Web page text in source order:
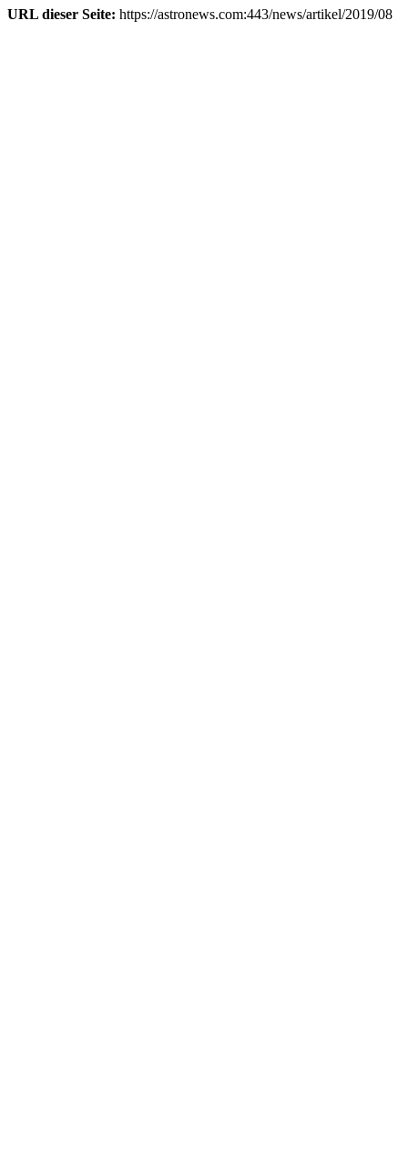
URL dieser Seite: https://astronews.com:443/news/artikel/2019/08